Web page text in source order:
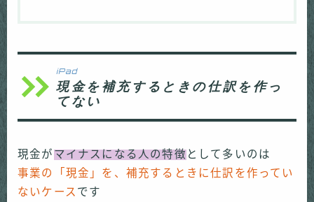
iPad
現金を補充するときの仕訳を作っ
てない
現金が マイナスになる人の特徴 として多いのは
事業の「現金」を、補充するときに仕訳を作ってい
ないケース です